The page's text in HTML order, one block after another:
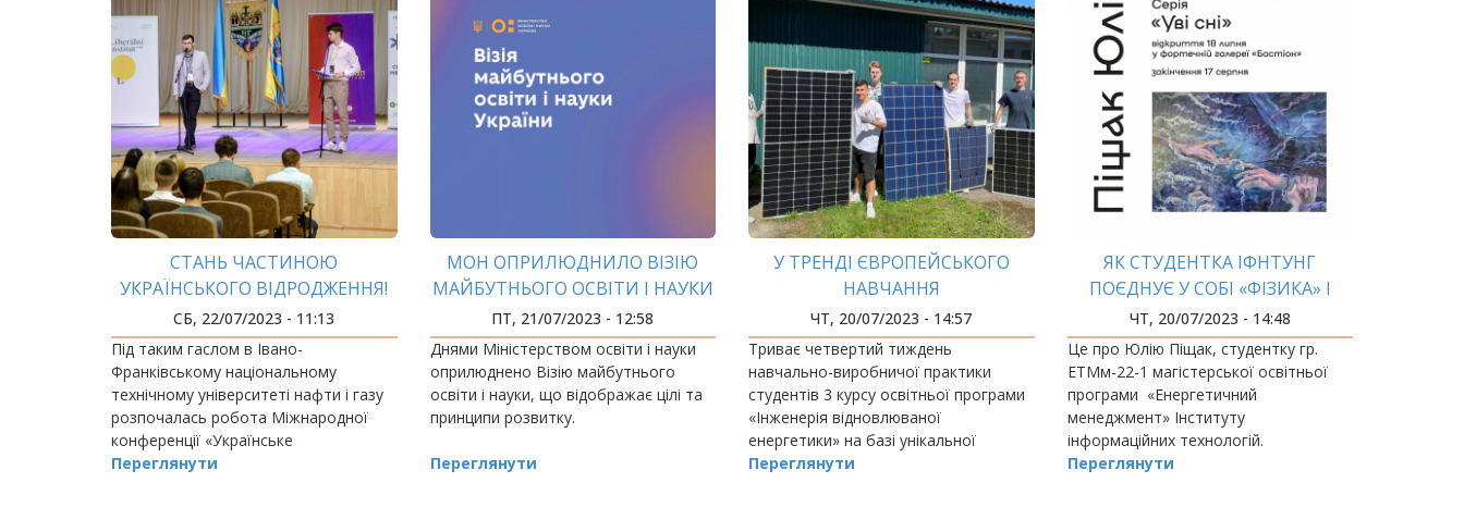
СТАНЬ ЧАСТИНОЮ
УКРАЇНСЬКОГО ВІДРОДЖЕННЯ!
СБ, 22/07/2023 - 11:13
Під таким гаслом в Івано-
Франківському національному
технічному університеті нафти і газу
розпочалась робота Міжнародної
конференції «Українське
відродження».
Переглянути
МОН ОПРИЛЮДНИЛО ВІЗІЮ
МАЙБУТНЬОГО ОСВІТИ І НАУКИ
ПТ, 21/07/2023 - 12:58
Днями Міністерством освіти і науки
оприлюднено Візію майбутнього
освіти і науки, що відображає цілі та
принципи розвитку.
Переглянути
У ТРЕНДІ ЄВРОПЕЙСЬКОГО
НАВЧАННЯ
ЧТ, 20/07/2023 - 14:57
Триває четвертий тиждень
навчально-виробничої практики
студентів 3 курсу освітньої програми
«Інженерія відновлюваної
енергетики» на базі унікальної
лабораторії монтажу, налаштування
Переглянути
ЯК СТУДЕНТКА ІФНТУНГ
ПОЄДНУЄ У СОБІ «ФІЗИКА» І
«ЛІРИКА»
ЧТ, 20/07/2023 - 14:48
Це про Юлію Піщак, студентку гр.
ЕТМм-22-1 магістерської освітньої
програми «Енергетичний
менеджмент» Інституту
інформаційних технологій.
Переглянути